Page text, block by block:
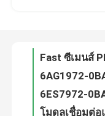
ควบคุมคุณภาพ
ติดต่อเรา